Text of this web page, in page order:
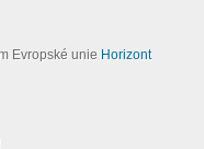
Evropské unie Horizont